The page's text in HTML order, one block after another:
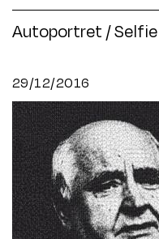
Autoportret / Selfie
29/12/2016